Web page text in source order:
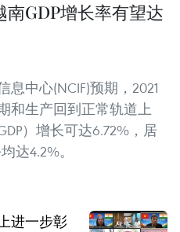
GDP增长率有望达
中心(NCIF)预期，2021
和生产回到正常轨道上
）增长可达6.72%，居
达4.2%。
进一步彰